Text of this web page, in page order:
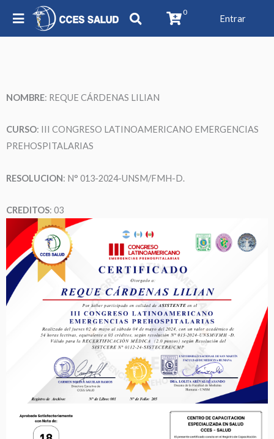
0
Entrar
NOMBRE: REQUE CÁRDENAS LILIAN
CURSO: III CONGRESO LATINOAMERICANO EMERGENCIAS
PREHOSPITALARIAS
RESOLUCION: N° 013-2024-UNSM/FMH-D.
CREDITOS: 03